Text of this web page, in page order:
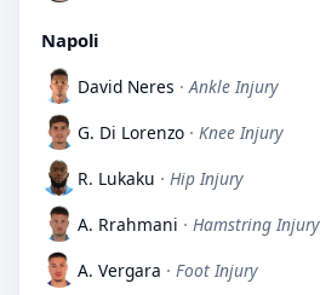
Napoli
David Neres · Ankle Injury
G. Di Lorenzo · Knee Injury
R. Lukaku · Hip Injury
A. Rrahmani · Hamstring Injury
A. Vergara · Foot Injury